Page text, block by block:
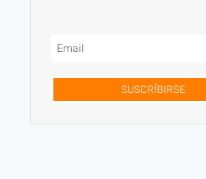
SUSCRÍBIRSE